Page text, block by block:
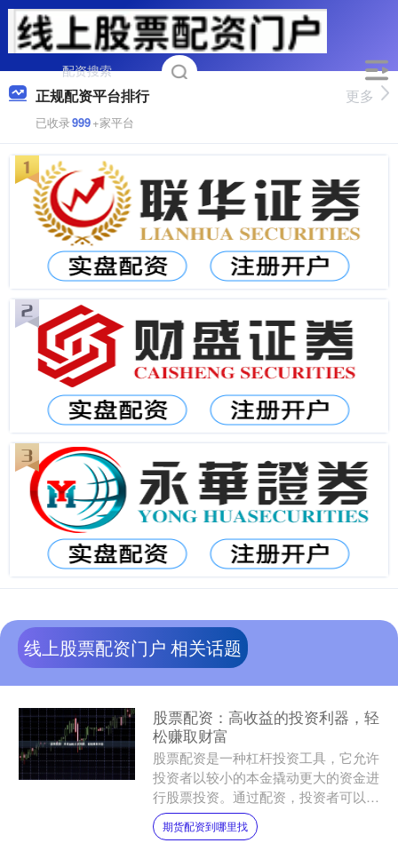
正规配资平台排行
已收录999+家平台
更多
线上股票配资门户 相关话题
股票配资：高收益的投资利器，轻
松赚取财富
股票配资是一种杠杆投资工具，它允许
投资者以较小的本金撬动更大的资金进
行股票投资。通过配资，投资者可以放
大收益，但同时也会放大风险。 配资
的优势在于它可以提高投资....
期货配资到哪里找